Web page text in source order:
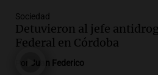
Audio.
centro de esquí
siete años de cierre
Episodios
Sociedad
Detuvieron al jefe
Federal en Córdoba
Juan Federico